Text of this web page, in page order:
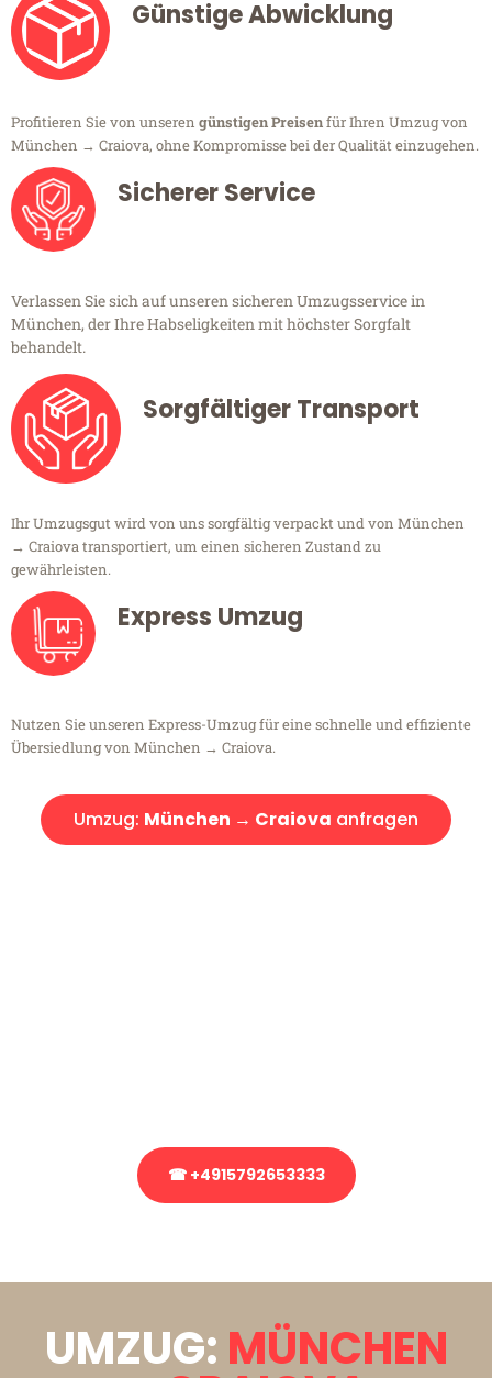
Günstige Abwicklung
Profitieren Sie von unseren günstigen Preisenfür Ihren Umzug von
München → Craiova, ohne Kompromisse bei der Qualität einzugehen.
Sicherer Service
Verlassen Sie sich auf unseren sicheren Umzugsservice in
München, der Ihre Habseligkeiten mit höchster Sorgfalt
behandelt.
Sorgfältiger Transport
Ihr Umzugsgut wird von uns sorgfältig verpackt und von München
→ Craiova transportiert, um einen sicheren Zustand zu
gewährleisten.
Express Umzug
Nutzen Sie unseren Express-Umzug für eine schnelle und effiziente
Übersiedlung von München → Craiova.
Umzug: München → Craiova anfragen
☎ +4915792653333
UMZUG: MÜNCHEN